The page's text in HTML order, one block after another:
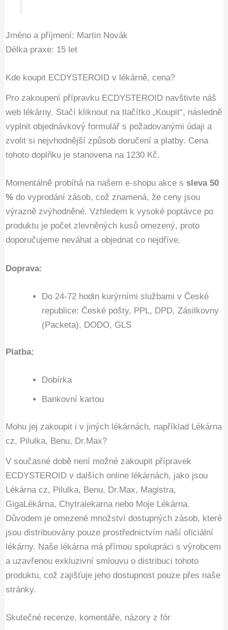
Jméno a příjmení: Martin Novák
Délka praxe: 15 let
Kde koupit ECDYSTEROID v lékárně, cena?
Pro zakoupení přípravku ECDYSTEROID navštivte náš
web lékárny. Stačí kliknout na tlačítko „Koupit“, následně
vyplnit objednávkový formulář s požadovanými údaji a
zvolit si nejvhodnější způsob doručení a platby. Cena
tohoto doplňku je stanovena na 1230 Kč.
Momentálně probíhá na našem e-shopu akce ssleva 50
% do vyprodání zásob, což znamená, že ceny jsou
výrazně zvýhodněné. Vzhledem k vysoké poptávce po
produktu je počet zlevněných kusů omezený, proto
doporučujeme neváhat a objednat co nejdříve.
Doprava:
Do 24-72 hodin kurýrními službami v České
republice: České pošty, PPL, DPD, Zásilkovny
(Packeta), DODO, GLS
Platba:
Dobírka
Bankovní kartou
Mohu jej zakoupit i v jiných lékárnách, například Lékárna
cz, Pilulka, Benu, Dr.Max?
V současné době není možné zakoupit přípravek
ECDYSTEROID v dalších online lékárnách, jako jsou
Lékárna cz, Pilulka, Benu, Dr.Max, Magistra,
GigaLékárna, Chytralekarna nebo Moje Lékárna.
Důvodem je omezené množství dostupných zásob, které
jsou distribuovány pouze prostřednictvím naší oficiální
lékárny. Naše lékárna má přímou spolupráci s výrobcem
a uzavřenou exkluzivní smlouvu o distribuci tohoto
produktu, což zajišťuje jeho dostupnost pouze přes naše
stránky.
Skutečné recenze, komentáře, názory z fór